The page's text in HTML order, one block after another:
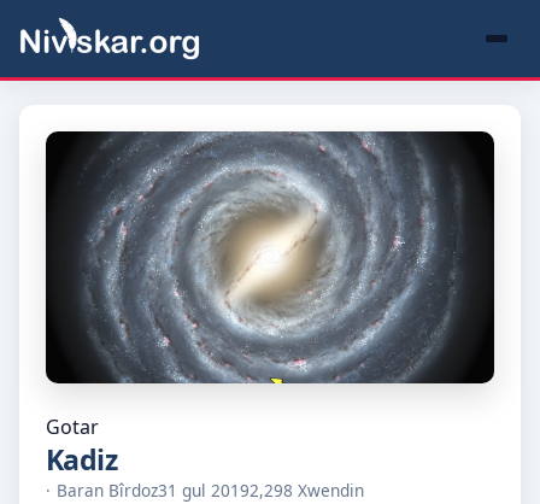
Gotar
Kadiz
Baran Bîrdoz31 gul 20192,298 Xwendin